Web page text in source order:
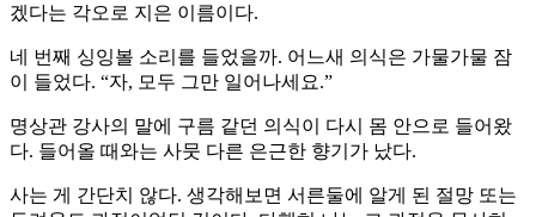
겠다는 각오로 지은 이름이다.
네 번째 싱잉볼 소리를 들었을까. 어느새 의식은 가물가물 잠
이 들었다. “자, 모두 그만 일어나세요.”
명상관 강사의 말에 구름 같던 의식이 다시 몸 안으로 들어왔
다. 들어올 때와는 사뭇 다른 은근한 향기가 났다.
사는 게 간단치 않다. 생각해보면 서른둘에 알게 된 절망 또는